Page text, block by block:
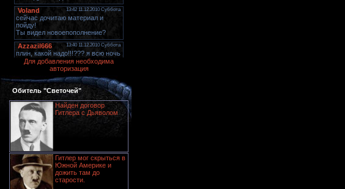
Для добавления необходима
авторизация
Обитель "Светочей"
Найден договор
Гитлера с Дьяволом
Гитлер мог скрыться в
Южной Америке и
дожить там до
старости.